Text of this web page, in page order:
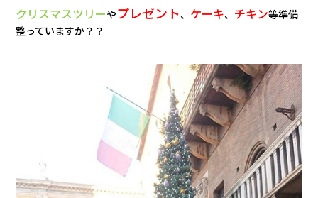
クリスマスツリーやプレゼント、 ケーキ、 チキン等準備
整っていますか？？